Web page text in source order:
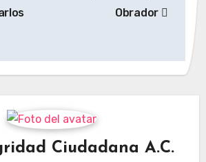
Obrador
Ciudadana A.C.